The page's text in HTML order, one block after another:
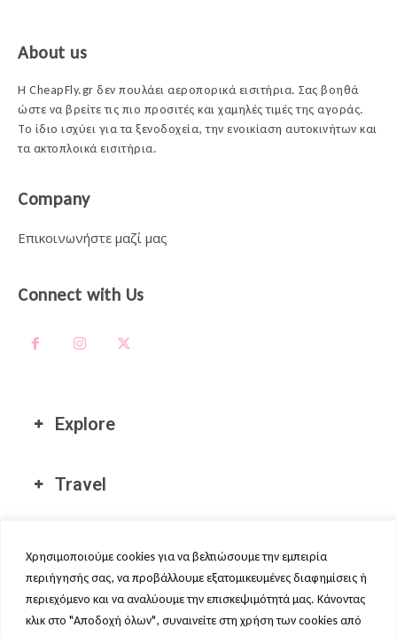
Χρησιμοποιούμε cookies για να βελτιώσουμε την εμπειρία
περιήγησής σας, να προβάλλουμε εξατομικευμένες διαφημίσεις ή
περιεχόμενο και να αναλύουμε την επισκεψιμότητά μας. Κάνοντας
κλικ στο "Αποδοχή όλων", συναινείτε στη χρήση των cookies από
About us
Η CheapFly.gr δεν πουλάει αεροπορικά εισιτήρια. Σας βοηθά
ώστε να βρείτε τις πιο προσιτές και χαμηλές τιμές της αγοράς.
Το ίδιο ισχύει για τα ξενοδοχεία, την ενοικίαση αυτοκινήτων και
τα ακτοπλοικά εισιτήρια.
Company
Επικοινωνήστε μαζί μας
Connect with Us
Explore
Travel